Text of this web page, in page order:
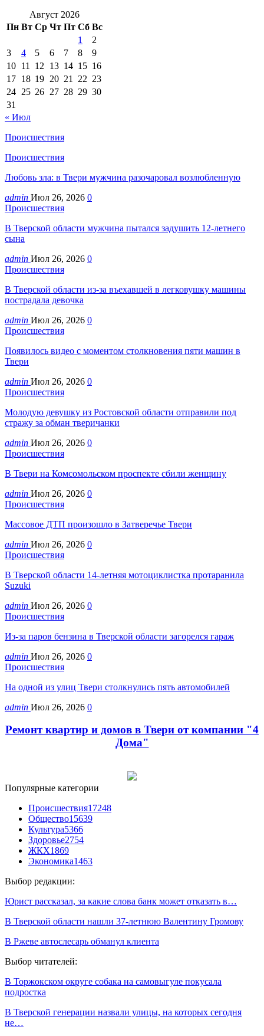
Август 2026
Пн Вт Ср Чт Пт Сб Вс
1
2
3
4 5 6 7 8
9
10 11 12 13 14 15 16
17 18 19 20 21 22 23
24 25 26 27 28 29 30
31
« Июл
Происшествия
Происшествия
Любовь зла: в Твери мужчина разочаровал возлюбленную
admin Июл 26, 2026 0
Происшествия
В Тверской области мужчина пытался задушить 12-летнего
сына
admin Июл 26, 2026 0
Происшествия
В Тверской области из-за въехавшей в легковушку машины
пострадала девочка
admin Июл 26, 2026 0
Происшествия
Появилось видео с моментом столкновения пяти машин в
Твери
admin Июл 26, 2026 0
Происшествия
Молодую девушку из Ростовской области отправили под
стражу за обман тверичанки
admin Июл 26, 2026 0
Происшествия
В Твери на Комсомольском проспекте сбили женщину
admin Июл 26, 2026 0
Происшествия
Массовое ДТП произошло в Затверечье Твери
admin Июл 26, 2026 0
Происшествия
В Тверской области 14-летняя мотоциклистка протаранила
Suzuki
admin Июл 26, 2026 0
Происшествия
Из-за паров бензина в Тверской области загорелся гараж
admin Июл 26, 2026 0
Происшествия
На одной из улиц Твери столкнулись пять автомобилей
admin Июл 26, 2026 0
Ремонт квартир и домов в Твери от компании "4
Дома"
Популярные категории
Происшествия17248
Общество15639
Культура5366
Здоровье2754
ЖКХ1869
Экономика1463
Выбор редакции:
Юрист рассказал, за какие слова банк может отказать в…
В Тверской области нашли 37-летнюю Валентину Громову
В Ржеве автослесарь обманул клиента
Выбор читателей:
В Торжокском округе собака на самовыгуле покусала
подростка
В Тверской генерации назвали улицы, на которых сегодня
не…